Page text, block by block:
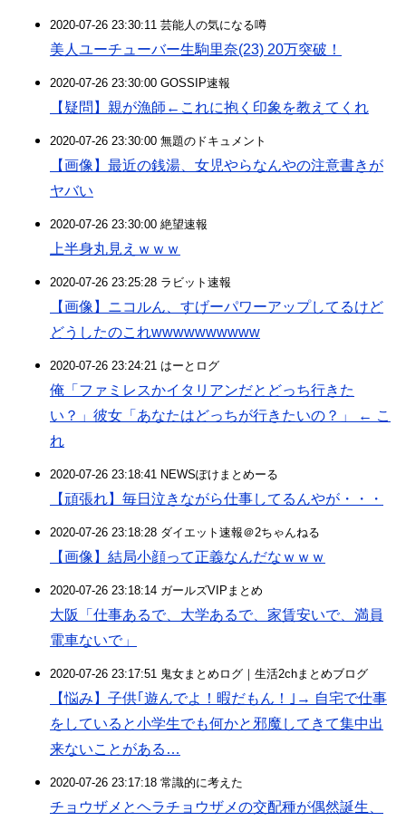
2020-07-26 23:30:11 芸能人の気になる噂
美人ユーチューバー生駒里奈(23) 20万突破！
2020-07-26 23:30:00 GOSSIP速報
【疑問】親が漁師←これに抱く印象を教えてくれ
2020-07-26 23:30:00 無題のドキュメント
【画像】最近の銭湯、女児やらなんやの注意書きが
ヤバい
2020-07-26 23:30:00 絶望速報
上半身丸見えｗｗｗ
2020-07-26 23:25:28 ラビット速報
【画像】ニコルん、すげーパワーアップしてるけど
どうしたのこれwwwwwwwwww
2020-07-26 23:24:21 はーとログ
俺「ファミレスかイタリアンだとどっち行きた
い？」彼女「あなたはどっちが行きたいの？」 ← こ
れ
2020-07-26 23:18:41 NEWSぽけまとめーる
【頑張れ】毎日泣きながら仕事してるんやが・・・
2020-07-26 23:18:28 ダイエット速報＠2ちゃんねる
【画像】結局小顔って正義なんだなｗｗｗ
2020-07-26 23:18:14 ガールズVIPまとめ
大阪「仕事あるで、大学あるで、家賃安いで、満員
電車ないで」
2020-07-26 23:17:51 鬼女まとめログ｜生活2chまとめブログ
【悩み】子供｢遊んでよ！暇だもん！｣→ 自宅で仕事
をしていると小学生でも何かと邪魔してきて集中出
来ないことがある…
2020-07-26 23:17:18 常識的に考えた
チョウザメとヘラチョウザメの交配種が偶然誕生、